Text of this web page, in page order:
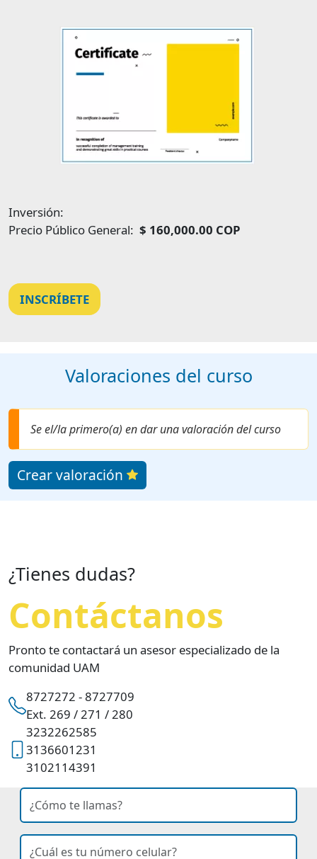
Image
Inversión:
Precio Público General: $ 160,000.00 COP
INSCRÍBETE
Valoraciones del curso
Se el/la primero(a) en dar una valoración del curso
Crear valoración
¿Tienes dudas?
Contáctanos
Pronto te contactará un asesor especializado de la
comunidad UAM
8727272 - 8727709
Ext. 269 / 271 / 280
3232262585
3136601231
3102114391
nombre
Ingresa tu nombre
celular